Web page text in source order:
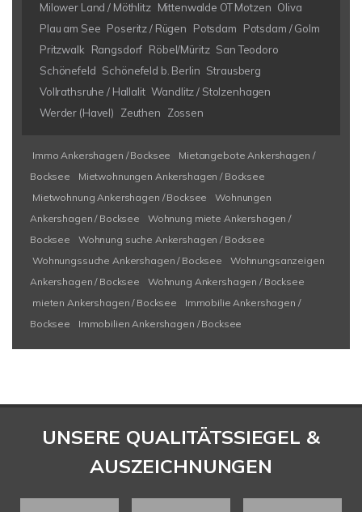
Milower Land / Möthlitz Mittenwalde OT Motzen Oliva
Plau am See Poseritz / Rügen Potsdam
Potsdam / Golm
Pritzwalk
Rangsdorf Röbel/Müritz San Teodoro
Schönefeld Schönefeld b. Berlin Strausberg
Vollrathsruhe / Hallalit Wandlitz / Stolzenhagen
Werder (Havel)
Zeuthen Zossen
Immo Ankershagen / Bocksee
Mietangebote Ankershagen /
Bocksee
Mietwohnungen Ankershagen / Bocksee
Mietwohnung Ankershagen / Bocksee
Wohnungen
Ankershagen / Bocksee
Wohnung miete Ankershagen /
Bocksee
Wohnung suche Ankershagen / Bocksee
Wohnungssuche Ankershagen / Bocksee
Wohnungsanzeigen
Ankershagen / Bocksee
Wohnung Ankershagen / Bocksee
mieten Ankershagen / Bocksee
Immobilie Ankershagen /
Bocksee
Immobilien Ankershagen / Bocksee
UNSERE QUALITÄTSSIEGEL &
AUSZEICHNUNGEN